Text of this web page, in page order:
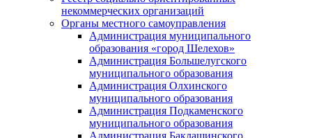
некоммерческих организаций
Органы местного самоуправления
Администрация муниципального
образования «город Шелехов»
Администрация Большелугского
муниципального образования
Администрация Олхинского
муниципального образования
Администрация Подкаменского
муниципального образования
Администрация Баклашинского